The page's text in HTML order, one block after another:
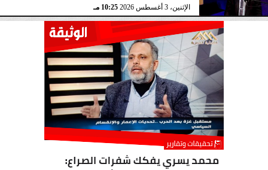
الإثنين، 3 أغسطس 2026 10:25 مـ